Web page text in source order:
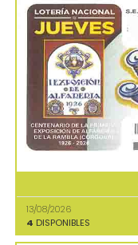
13/08/2026
4 DISPONIBLES